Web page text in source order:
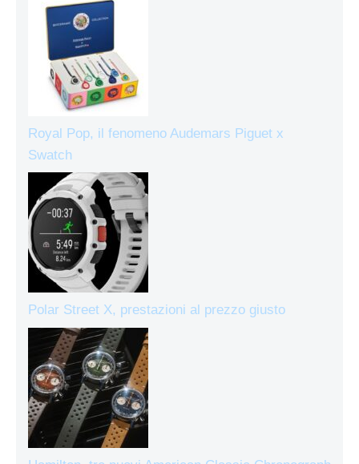
Royal Pop, il fenomeno Audemars Piguet x
Swatch
Polar Street X, prestazioni al prezzo giusto